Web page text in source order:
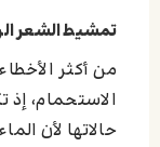
تمشيط الشعر
من أكثر
الاستحمام،